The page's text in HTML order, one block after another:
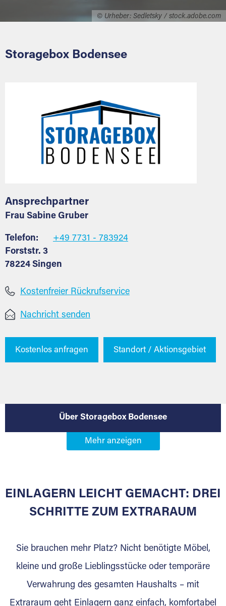
© Urheber: Sedletsky / stock.adobe.com
Storagebox Bodensee
Ansprechpartner
Frau Sabine Gruber
Telefon:
+49 7731 - 783924
Forststr. 3
78224 Singen
Kostenfreier Rückrufservice
Nachricht senden
Kostenlos anfragen Standort / Aktionsgebiet
Über Storagebox Bodensee
DAS SIND WIR
EINLAGERN LEICHT GEMACHT: DREI
SCHRITTE ZUM EXTRARAUM
Sie brauchen mehr Platz? Nicht benötigte Möbel,
kleine und große Lieblingsstücke oder temporäre
Verwahrung des gesamten Haushalts – mit
Extraraum geht Einlagern ganz einfach, komfortabel